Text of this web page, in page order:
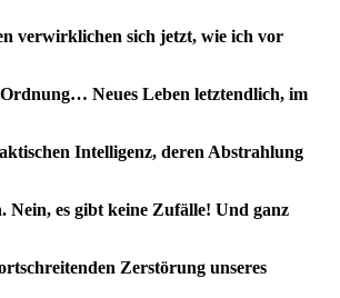
verwirklichen sich jetzt, wie ich vor
Neues Leben letztendlich, im
Intelligenz, deren Abstrahlung
Nein, es gibt keine Zufälle! Und ganz
Zerstörung unseres